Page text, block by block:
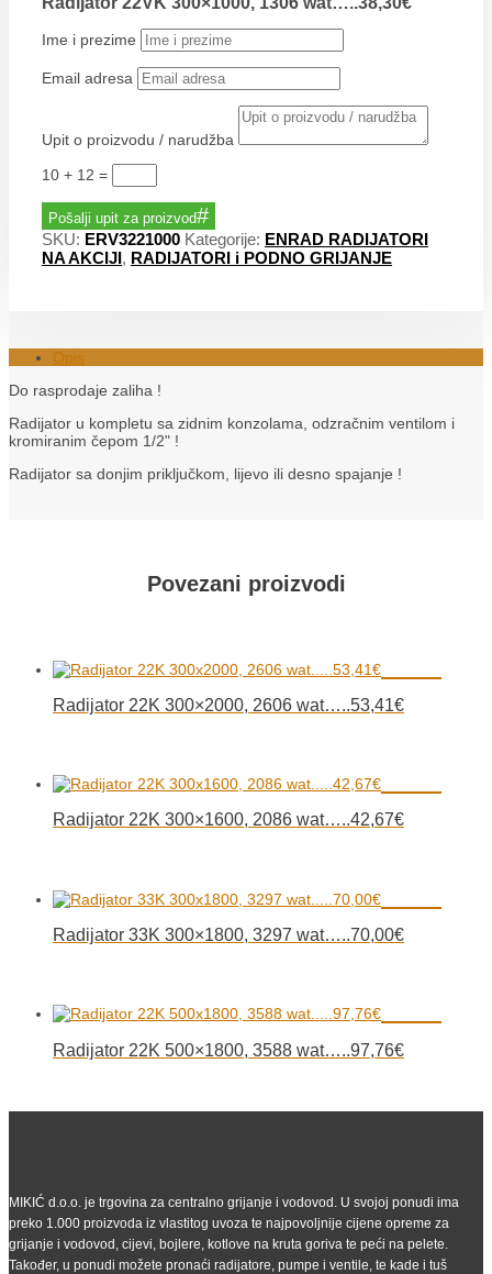
Ime i prezime
Email adresa
Upit o proizvodu / narudžba
10 + 12 =
Pošalji upit za proizvod
SKU: ERV3221000 Kategorije: ENRAD RADIJATORI
NA AKCIJI, RADIJATORI i PODNO GRIJANJE
Opis
Do rasprodaje zaliha !
Radijator u kompletu sa zidnim konzolama, odzračnim ventilom i
kromiranim čepom 1/2" !
Radijator sa donjim priključkom, lijevo ili desno spajanje !
Povezani proizvodi
Radijator 22K 300×2000, 2606 wat…..53,41€
Radijator 22K 300×1600, 2086 wat…..42,67€
Radijator 33K 300×1800, 3297 wat…..70,00€
Radijator 22K 500×1800, 3588 wat…..97,76€
MIKIĆ d.o.o. je trgovina za centralno grijanje i vodovod. U svojoj ponudi ima
preko 1.000 proizvoda iz vlastitog uvoza te najpovoljnije cijene opreme za
grijanje i vodovod, cijevi, bojlere, kotlove na kruta goriva te peći na pelete.
Također, u ponudi možete pronaći radijatore, pumpe i ventile, te kade i tuš